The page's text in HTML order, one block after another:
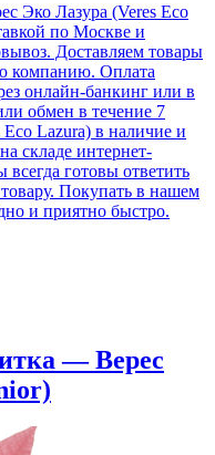
Эко Лазура (Veres Eco
по Москве и
Доставляем товары
компанию. Оплата
онлайн-банкинг или в
обмен в течение 7
Lazura) в наличие и
складе интернет-
готовы ответить
Покупать в нашем
и приятно быстро.
— Верес